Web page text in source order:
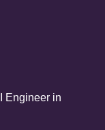
Engineer in